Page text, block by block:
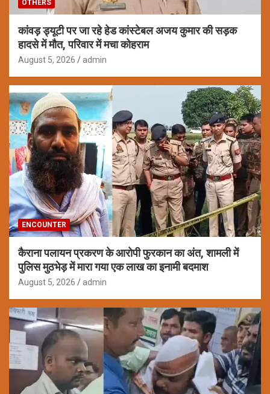
OTHERS
कांवड़ ड्यूटी पर जा रहे हेड कांस्टेबल अजय कुमार की सड़क
हादसे में मौत, परिवार में मचा कोहराम
August 5, 2026 admin
ENCOUNTER
कैराना पलायन प्रकरण के आरोपी फुरकान का अंत, शामली में
पुलिस मुठभेड़ में मारा गया एक लाख का इनामी बदमाश
August 5, 2026 admin